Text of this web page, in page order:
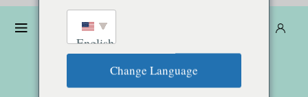
English
Change Language